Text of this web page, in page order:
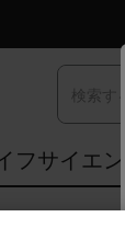
フサイエ